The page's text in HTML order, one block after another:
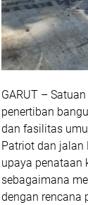
GARUT –
penertiban
dan fasilitas
Patriot dan jalan
upaya penataan
sebagaimana
dengan rencana